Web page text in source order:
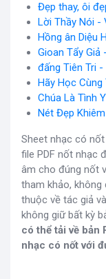
Đẹp thay, ôi
Lời Thầy Nói -
Hồng ân Diệu
Gioan Tẩy Giả
đấng Tiên Tri -
Hãy Học
Chúa Là Tình
Nét Đẹp
Sheet nhạc có nốt
file PDF nốt nhạc
âm cho đúng nốt
tham khảo, không
thuộc về tác giả
không giữ bất kỳ
có thể tải về bản
nhạc có nốt với